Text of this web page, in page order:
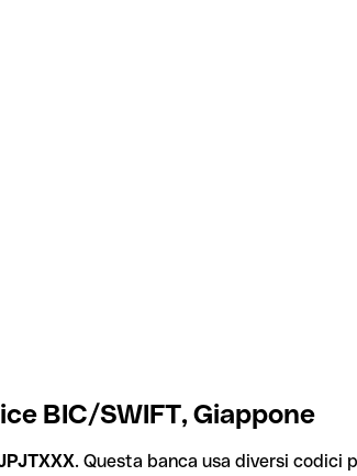
BIC/SWIFT, Giappone
. Questa banca usa diversi